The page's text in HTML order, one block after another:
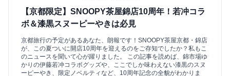
【京都限定】SNOOPY茶屋錦店10周年！若冲コラ
ボ＆漆黒スヌーピーやきは必見
京都旅行の予定があるあなた、朗報です！SNOOPY茶屋京都・錦店
が、この夏ついに開店10周年を迎えるのをご存知でしたか？私もこ
のニュースを聞いて心が躍りました。 この記事を読めば、錦市場ゆ
かりの伊藤若冲コラボグッズや、ここでしか味わえない漆黒のスヌ
ーピーやき、限定ノベルティなど、10周年記念の全貌がわかりま